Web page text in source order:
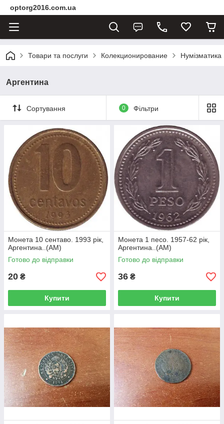
optorg2016.com.ua
Товари та послуги Колекционирование Нумізматика
Аргентина
Сортування 0 Фільтри
Монета 10 сентаво. 1993 рік,
Аргентина..(АМ)
Готово до відправки
20 ₴
Купити
Монета 1 песо. 1957-62 рік,
Аргентина..(АМ)
Готово до відправки
36 ₴
Купити